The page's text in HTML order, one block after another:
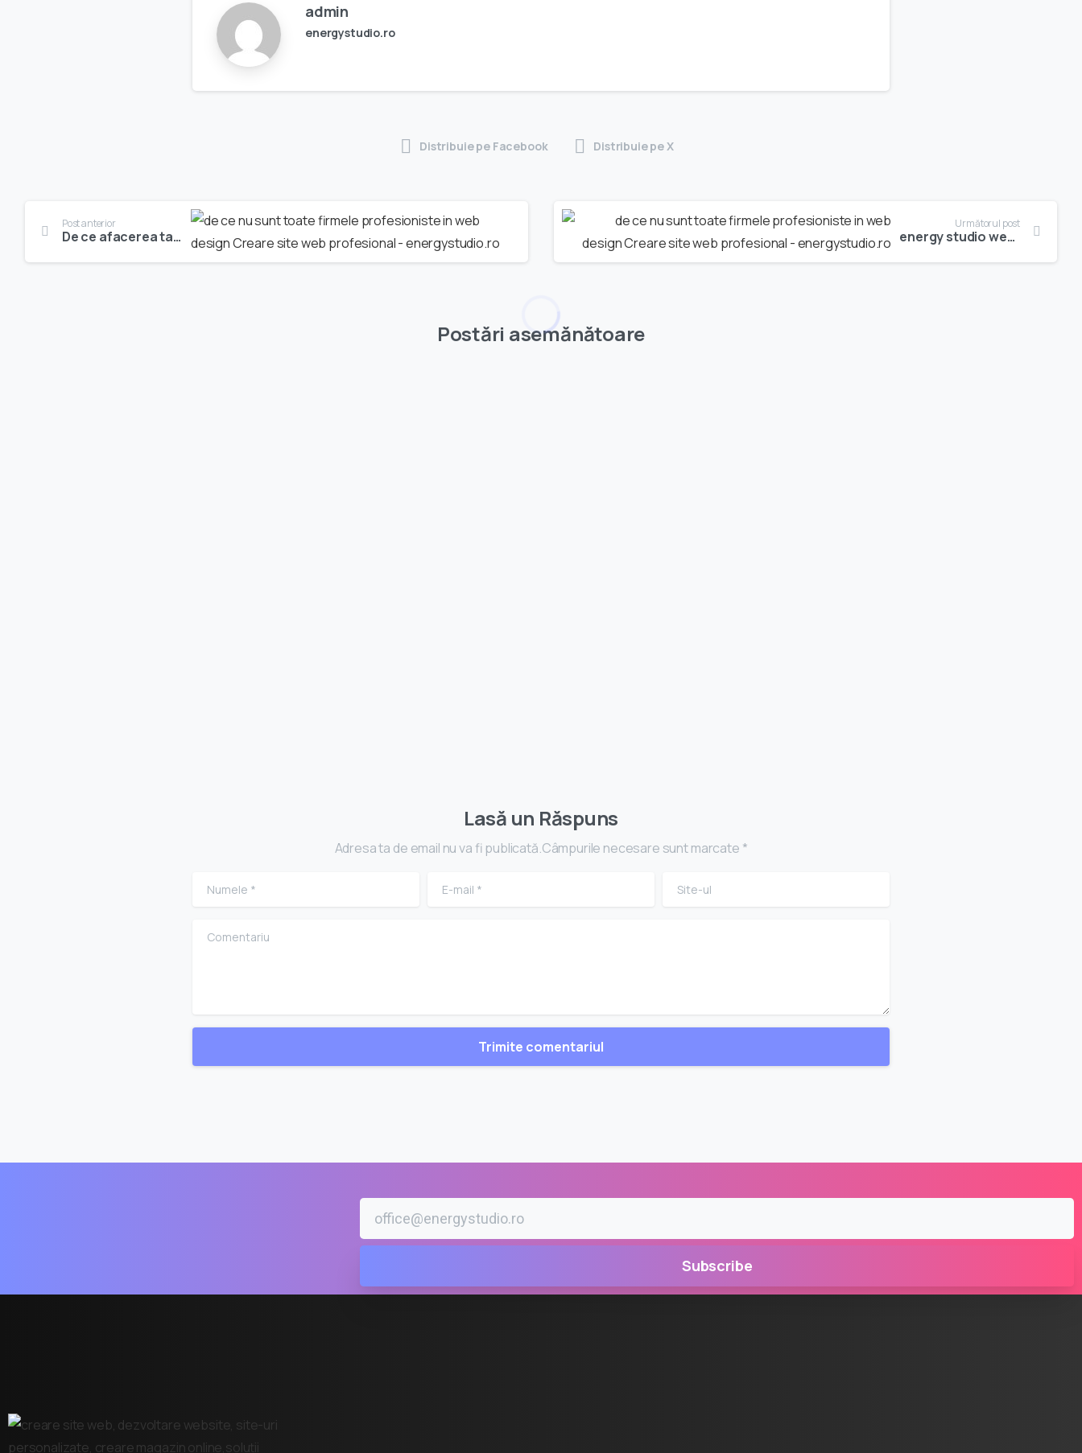
admin
energystudio.ro
Distribuie pe Facebook Distribuie pe X
Post anterior
De ce afacerea ta are nevoie de prezenţă în online ?
Următorul post
energy studio website
Postări asemănătoare
Lasă un Răspuns
Adresa ta de email nu va fi publicată.Câmpurile necesare sunt marcate *
Numele * E-mail Site-ul
Comentariu